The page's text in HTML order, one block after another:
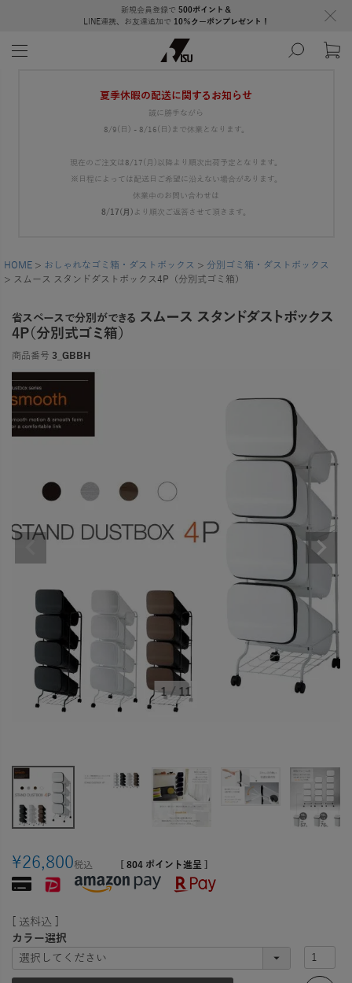
新規会員登録で 500ポイント＆
LINE連携、お友達追加で 10％クーポンプレゼント！
夏季休暇の配送に関するお知らせ
誠に勝手ながら
8/9(日) - 8/16(日)まで休業となります。
現在のご注文は8/17(月)以降より順次出荷予定となります。
※日程によっては配送日ご希望に沿えない場合があります。
休業中のお問い合わせは
8/17(月) より順次ご返答させて頂きます。
HOME おしゃれなゴミ箱・ダストボックス
分別ゴミ箱・ダストボックス
スムース スタンドダストボックス4P（分別式ゴミ箱）
省スペースで分別ができる スムース スタンドダストボックス
4P（分別式ゴミ箱）
商品番号 3_GBBH
1/ 11
¥26,800税込 804 ポイント進呈 ]
送料込
カラー選択